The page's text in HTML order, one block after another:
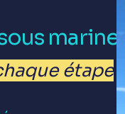
marine
étape